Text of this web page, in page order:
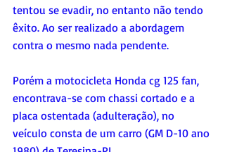
tentou se evadir, no entanto não tendo
êxito. Ao ser realizado a abordagem
contra o mesmo nada pendente.
Porém a motocicleta Honda cg 125 fan,
encontrava-se com chassi cortado e a
placa ostentada (adulteração), no
veículo consta de um carro (GM D-10 ano